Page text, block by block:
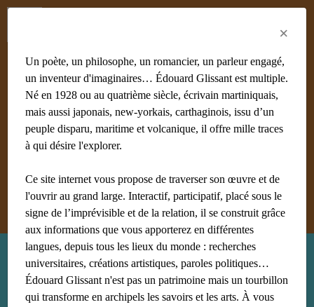
#achiery #acoma #adami #afrique #agnès B
#algérie
#Aliocha Wald Lasowski #amériques
#amis
#anthropologie
Afficher tous les mots clés
Recherche : site
×
Un poète, un philosophe, un romancier, un parleur engagé,
un inventeur d'imaginaires… Édouard Glissant est multiple.
Né en 1928 ou au quatrième siècle, écrivain martiniquais,
mais aussi japonais, new-yorkais, carthaginois, issu d’un
peuple disparu, maritime et volcanique, il offre mille traces
à qui désire l'explorer.
Ce site internet vous propose de traverser son œuvre et de
l'ouvrir au grand large. Interactif, participatif, placé sous le
signe de l’imprévisible et de la relation, il se construit grâce
aux informations que vous apporterez en différentes
langues, depuis tous les lieux du monde : recherches
universitaires, créations artistiques, paroles politiques…
Édouard Glissant n'est pas un patrimoine mais un tourbillon
qui transforme en archipels les savoirs et les arts. À vous